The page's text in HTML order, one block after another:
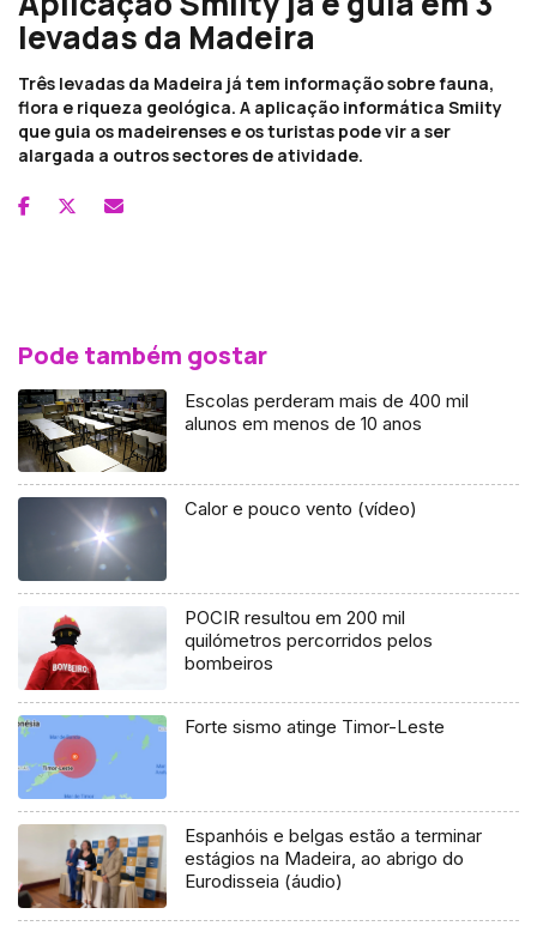
levadas da Madeira
Três levadas da Madeira já tem informação sobre fauna,
flora e riqueza geológica. A aplicação informática Smiity
que guia os madeirenses e os turistas pode vir a ser
alargada a outros sectores de atividade.
Pode também gostar
Escolas perderam mais de 400 mil
alunos em menos de 10 anos
Calor e pouco vento (vídeo)
POCIR resultou em 200 mil
quilómetros percorridos pelos
bombeiros
Forte sismo atinge Timor-Leste
Espanhóis e belgas estão a terminar
estágios na Madeira, ao abrigo do
Eurodisseia (áudio)